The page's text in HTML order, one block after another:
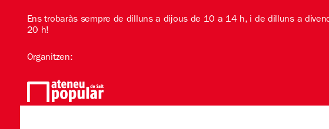
Ens trobaràs sempre de dilluns a dijous de 10 a 14 h, i de dilluns a
20 h!
Organitzen: